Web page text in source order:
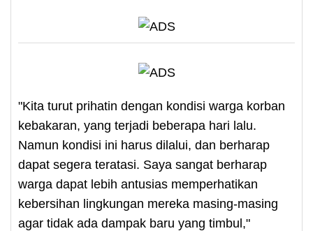
"Kita turut prihatin dengan kondisi warga korban
kebakaran, yang terjadi beberapa hari lalu.
Namun kondisi ini harus dilalui, dan berharap
dapat segera teratasi. Saya sangat berharap
warga dapat lebih antusias memperhatikan
kebersihan lingkungan mereka masing-masing
agar tidak ada dampak baru yang timbul,"